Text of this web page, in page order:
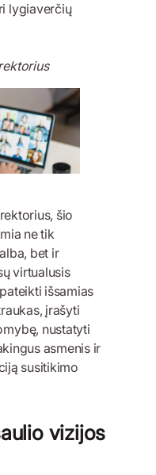
lygiaverčių
šio
ne tik
bet ir
virtualusis
išsamias
įrašyti
nustatyti
asmenis ir
susitikimo
vizijos